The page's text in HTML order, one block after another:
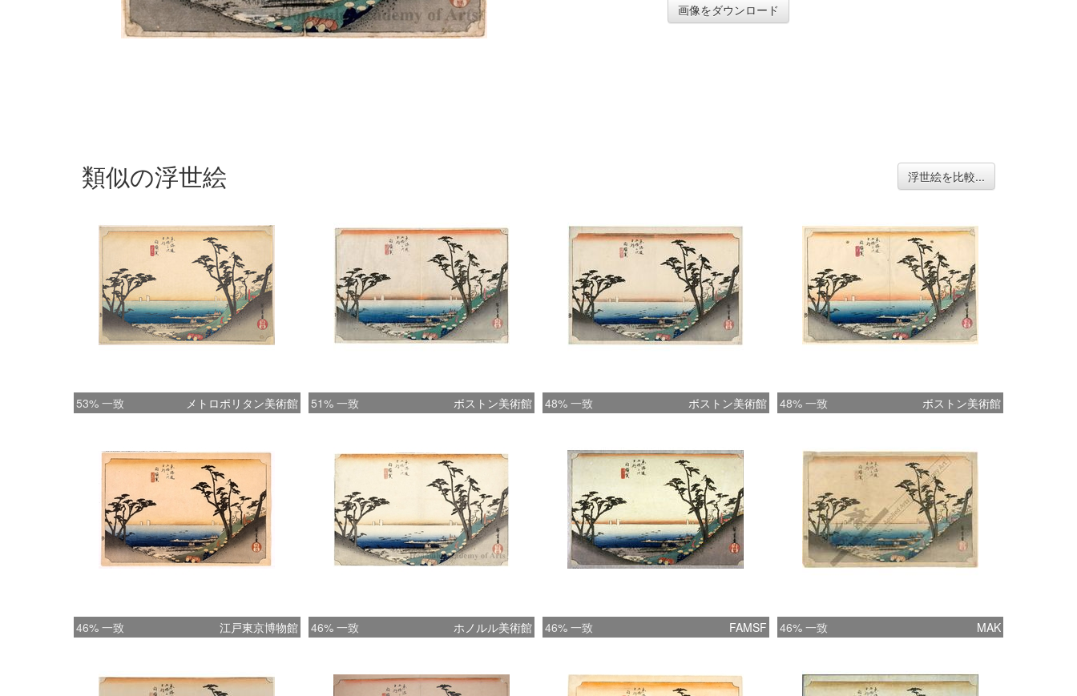
画像をダウンロード
類似の浮世絵 浮世絵を比較...
53% 一致 メトロポリタン美術館 51% 一致 ボストン美術館 48% 一致 ボストン美術館 48% 一致 ボストン美術館
46% 一致 江戸東京博物館 46% 一致 ホノルル美術館 46% 一致 FAMSF 46% 一致 MAK